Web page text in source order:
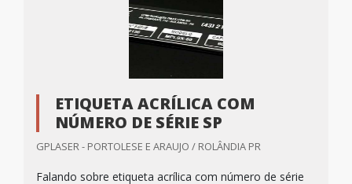
ETIQUETA ACRÍLICA COM
NÚMERO DE SÉRIE SP
GPLASER - PORTOLESE E ARAUJO / ROLÂNDIA PR
Falando sobre etiqueta acrílica com número de série